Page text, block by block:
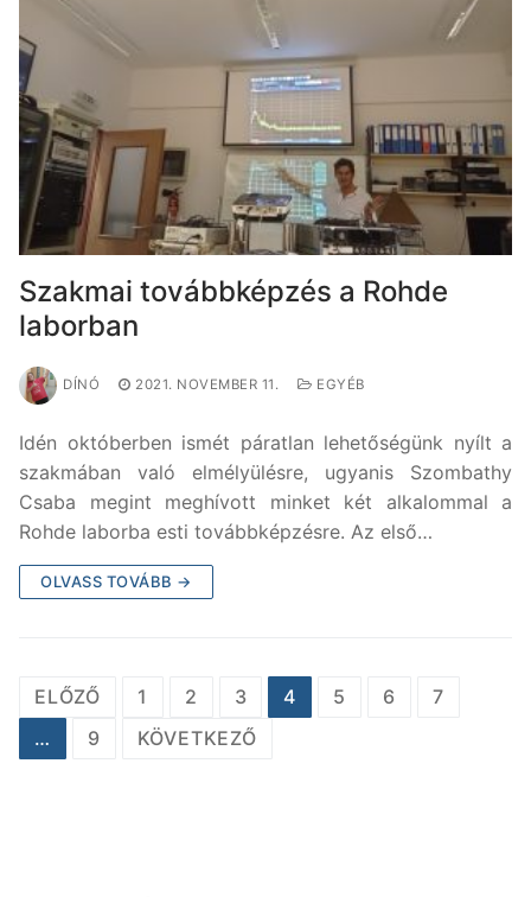
Szakmai továbbképzés a Rohde
laborban
DÍNÓ 2021. NOVEMBER 11. EGYÉB
Idén októberben ismét páratlan lehetőségünk nyílt a
szakmában való elmélyülésre, ugyanis Szombathy
Csaba megint meghívott minket két alkalommal a
Rohde laborba esti továbbképzésre. Az első…
OLVASS TOVÁBB →
Bejegyzések
lapozása
ELŐZŐ 1 2 3 4 5 6
7
…
9 KÖVETKEZŐ